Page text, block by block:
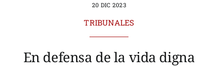
20 DIC 2023
TRIBUNALES
En defensa de la vida digna